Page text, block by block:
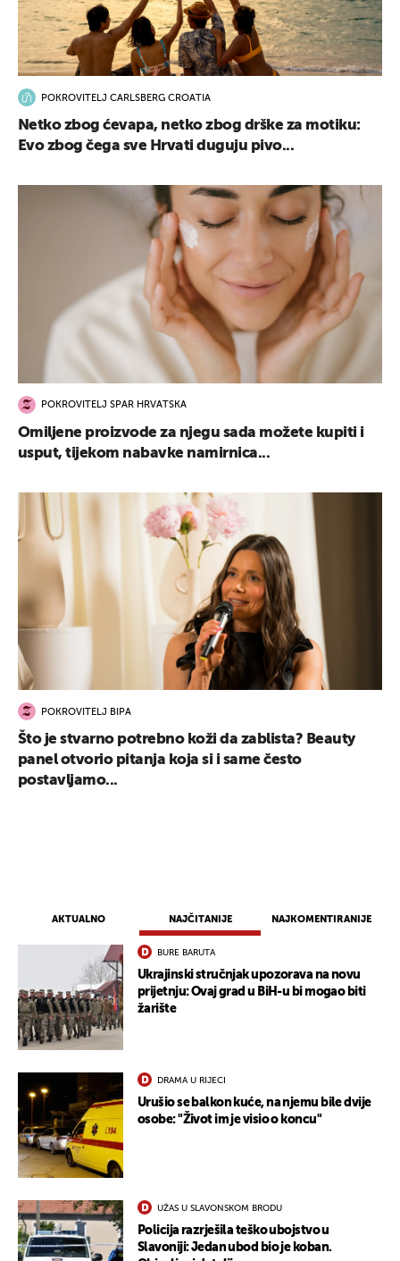
AKTUALNO NAJČITANIJE NAJKOMENTIRANIJE
BURE BARUTA
Ukrajinski stručnjak upozorava na novu
prijetnju: Ovaj grad u BiH-u bi mogao biti
žarište
DRAMA U RIJECI
Urušio se balkon kuće, na njemu bile dvije
osobe: "Život im je visio o koncu"
UŽAS U SLAVONSKOM BRODU
Policija razrješila teško ubojstvo u
Slavoniji: Jedan ubod bio je koban.
POKROVITELJ CARLSBERG CROATIA
Netko zbog ćevapa, netko zbog drške za motiku:
Evo zbog čega sve Hrvati duguju pivo...
POKROVITELJ SPAR HRVATSKA
Omiljene proizvode za njegu sada možete kupiti i
usput, tijekom nabavke namirnica...
POKROVITELJ BIPA
Što je stvarno potrebno koži da zablista? Beauty
panel otvorio pitanja koja si i same često
postavljamo...
UKLJUČITE NOTIFIKACIJE